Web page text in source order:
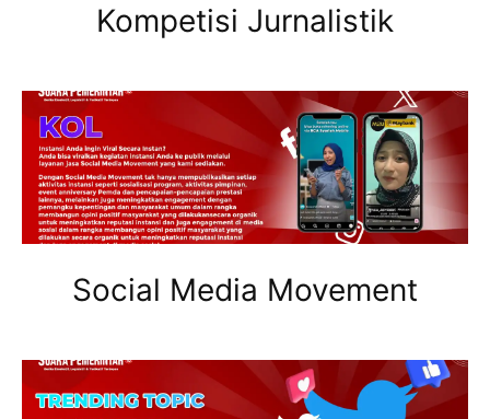
Kompetisi Jurnalistik
Social Media Movement